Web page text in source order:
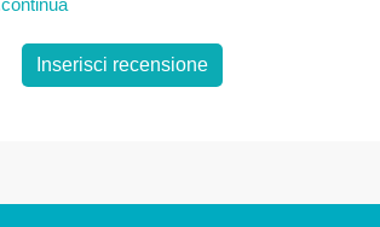
Inserisci recensione